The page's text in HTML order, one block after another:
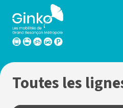
Les
mobilités
Besançon
Métropole
Toutes les